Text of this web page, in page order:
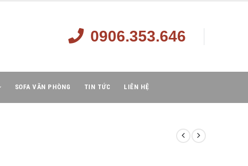
0906.353.646
SOFA VĂN PHÒNG TIN TỨC LIÊN HỆ